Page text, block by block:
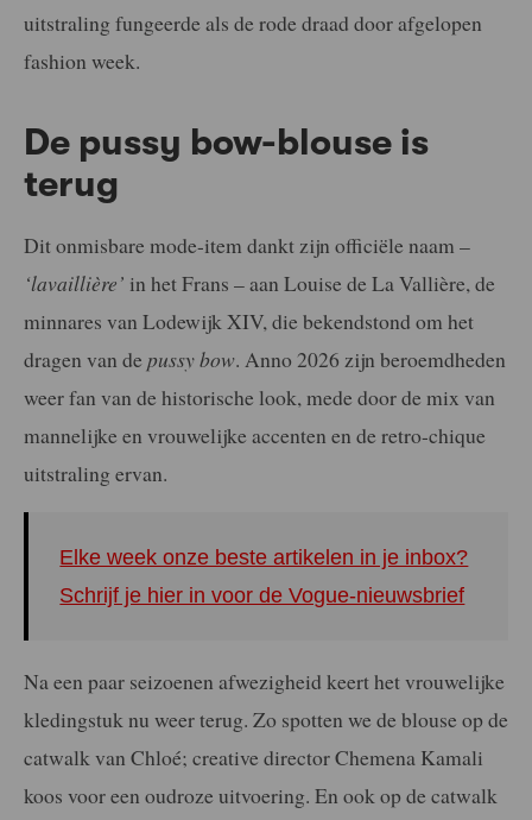
uitstraling fungeerde als de rode draad door afgelopen
fashion week.
De pussy bow-blouse is
terug
Dit onmisbare mode-item dankt zijn officiële naam –
‘lavaillière’ in het Frans – aan Louise de La Vallière, de
minnares van Lodewijk XIV, die bekendstond om het
dragen van de pussy bow. Anno 2026 zijn beroemdheden
weer fan van de historische look, mede door de mix van
mannelijke en vrouwelijke accenten en de retro-chique
uitstraling ervan.
Elke week onze beste artikelen in je inbox?
Schrijf je hier in voor de Vogue-nieuwsbrief
Na een paar seizoenen afwezigheid keert het vrouwelijke
kledingstuk nu weer terug. Zo spotten we de blouse op de
catwalk van Chloé; creative director Chemena Kamali
koos voor een oudroze uitvoering. En ook op de catwalk